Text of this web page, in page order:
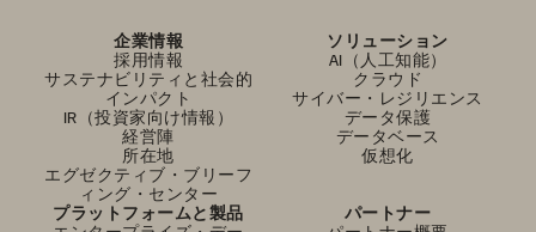
企業情報
採用情報
サステナビリティと社会的
インパクト
IR（投資家向け情報）
経営陣
所在地
エグゼクティブ・ブリーフ
ィング・センター
ソリューション
AI（人工知能）
クラウド
サイバー・レジリエンス
データ保護
データベース
仮想化
プラットフォームと製品
パートナー